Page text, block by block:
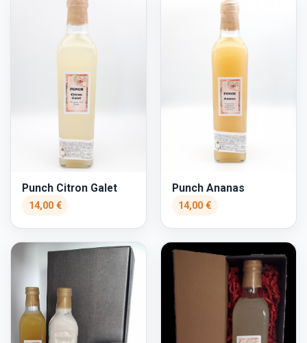
Punch Citron Galet
14,00 €
Punch Ananas
14,00 €